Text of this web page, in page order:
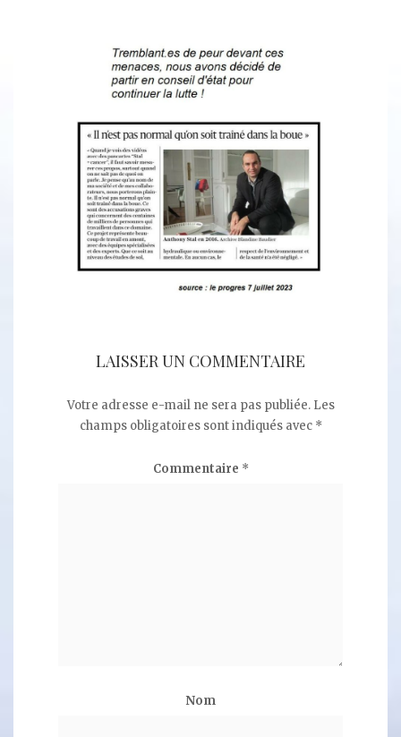
LAISSER UN COMMENTAIRE
Votre adresse e-mail ne sera pas publiée. Les
champs obligatoires sont indiqués avec *
Commentaire *
Nom